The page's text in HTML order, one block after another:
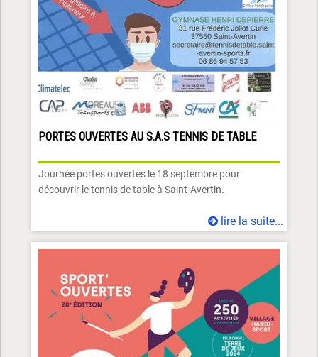
PORTES OUVERTES AU S.A.S TENNIS DE TABLE
Journée portes ouvertes le 18 septembre pour
découvrir le tennis de table à Saint-Avertin.
lire la suite...